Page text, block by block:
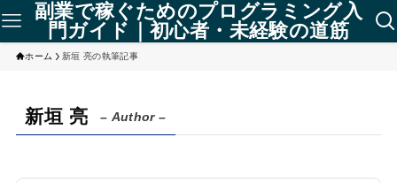
副業で稼ぐためのプログラミング入
門ガイド｜初心者・未経験の道筋
ホーム 新垣 亮の執筆記事
新垣 亮 – Author –